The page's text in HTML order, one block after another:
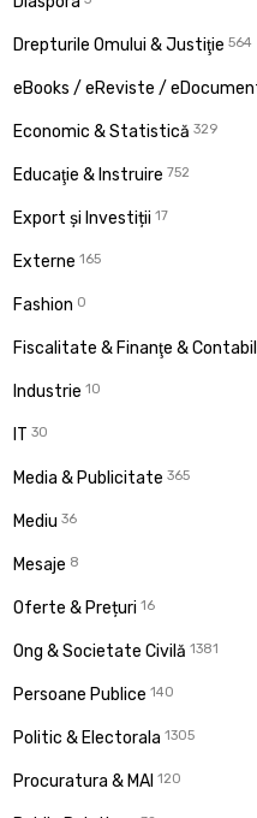
Drepturile Omului & Justiţie 564
eBooks / eReviste /
Economic & Statistică 329
Educaţie & Instruire 752
Export și Investiții 17
Externe 165
Fashion 0
Fiscalitate & Finanţe &
Industrie 10
IT 30
Media & Publicitate 365
Mediu 36
Mesaje 8
Oferte & Prețuri 16
Ong & Societate Civilă 1381
Persoane Publice 140
Politic & Electorala 1305
Procuratura & MAI 120